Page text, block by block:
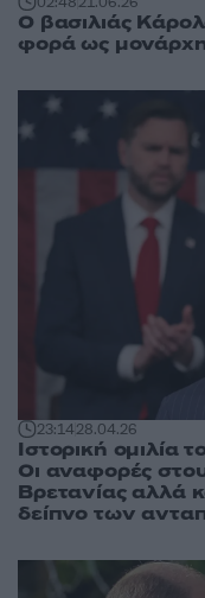
Ο βασιλιάς
φορά ως
23:1428.04.26
Ιστορική ομιλία
Οι αναφορές
Βρετανίας αλλά
δείπνο των